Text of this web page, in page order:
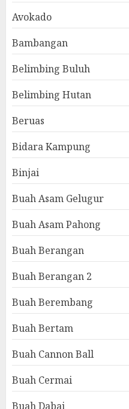
Avokado
Bambangan
Belimbing Buluh
Belimbing Hutan
Beruas
Bidara Kampung
Binjai
Buah Asam Gelugur
Buah Asam Pahong
Buah Berangan
Buah Berangan 2
Buah Berembang
Buah Bertam
Buah Cannon Ball
Buah Cermai
Buah Dabai